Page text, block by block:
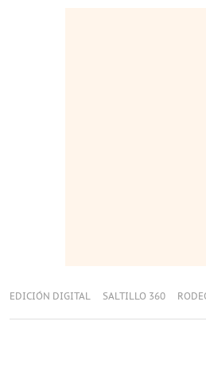
EDICIÓN DIGITAL SALTILLO 360